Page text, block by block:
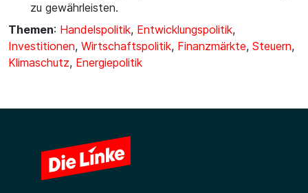
zu gewährleisten.
Themen: Handelspolitik, Entwicklungspolitik,
Investitionen, Wirtschaftspolitik, Finanzmärkte, Steuern,
Klimaschutz, Energiepolitik